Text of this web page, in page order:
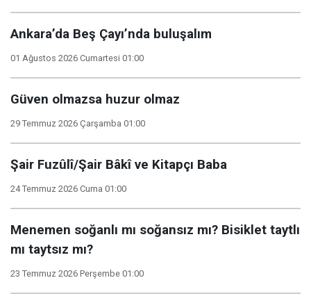
Ankara’da Beş Çayı’nda buluşalım
01 Ağustos 2026 Cumartesi 01:00
Güven olmazsa huzur olmaz
29 Temmuz 2026 Çarşamba 01:00
Şair Fuzûlî/Şair Bâkî ve Kitapçı Baba
24 Temmuz 2026 Cuma 01:00
Menemen soğanlı mı soğansız mı? Bisiklet taytlı
mı taytsız mı?
23 Temmuz 2026 Perşembe 01:00